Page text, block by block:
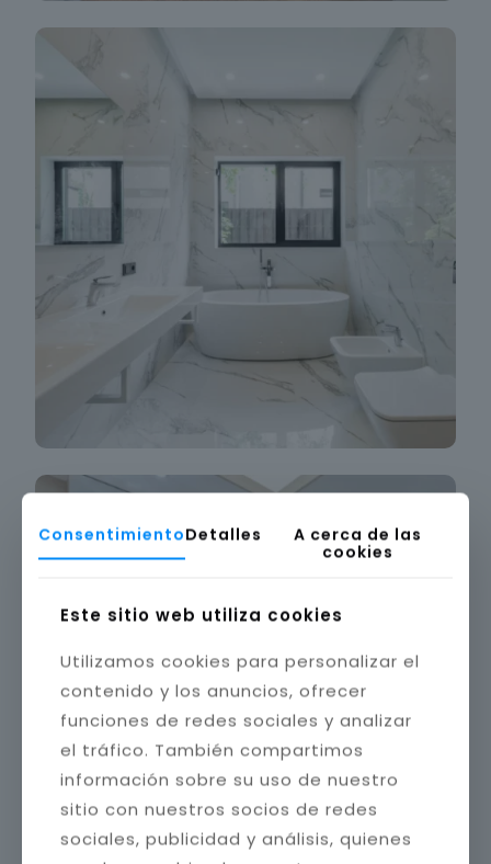
ConsentimientoDetalles
A cerca de las
cookies
Este sitio web utiliza cookies
Utilizamos cookies para personalizar el
contenido y los anuncios, ofrecer
funciones de redes sociales y analizar
el tráfico. También compartimos
información sobre su uso de nuestro
sitio con nuestros socios de redes
sociales, publicidad y análisis, quienes